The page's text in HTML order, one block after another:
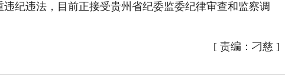
纪违法，目前正接受贵州省纪委监委纪律审查和监察调
[ 责编：刁慈 ]